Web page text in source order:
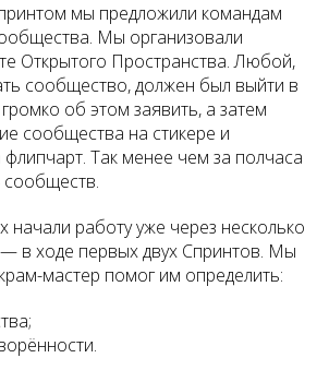
мы предложили командам
Мы организовали
Открытого Пространства. Любой,
сообщество, должен был выйти в
об этом заявить, а затем
сообщества на стикере и
флипчарт. Так менее чем за полчаса
начали работу уже через несколько
в ходе первых двух Спринтов. Мы
мастер помог им определить: